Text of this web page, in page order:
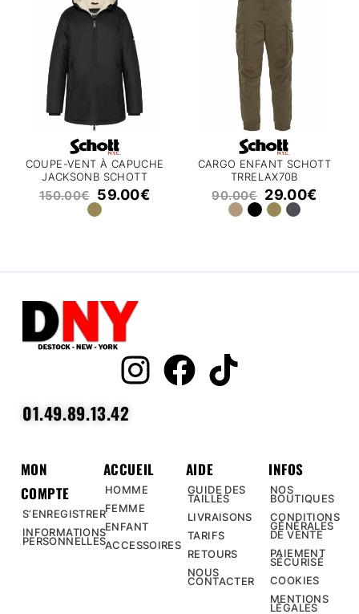
COUPE-VENT À CAPUCHE
JACKSONB SCHOTT
150.00€ 59.00€
CARGO ENFANT SCHOTT
TRRELAX70B
90.00€ 29.00€
01.49.89.13.42
MON
COMPTE
S’ENREGISTRER
INFORMATIONS
PERSONNELLES
ACCUEIL
HOMME
FEMME
ENFANT
ACCESSOIRES
AIDE
GUIDE DES
TAILLES
LIVRAISONS
TARIFS
RETOURS
NOUS
CONTACTER
INFOS
NOS
BOUTIQUES
CONDITIONS
GÉNÉRALES
DE VENTE
PAIEMENT
SÉCURISÉ
COOKIES
MENTIONS
LÉGALES